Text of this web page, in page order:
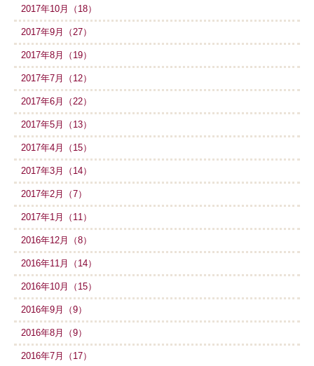
2017年10月（18）
2017年9月（27）
2017年8月（19）
2017年7月（12）
2017年6月（22）
2017年5月（13）
2017年4月（15）
2017年3月（14）
2017年2月（7）
2017年1月（11）
2016年12月（8）
2016年11月（14）
2016年10月（15）
2016年9月（9）
2016年8月（9）
2016年7月（17）